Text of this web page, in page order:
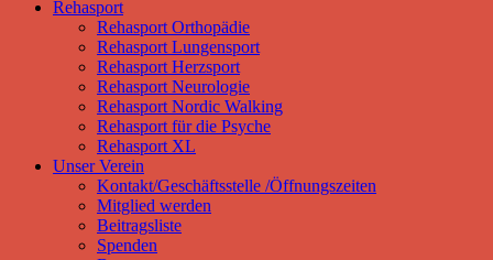
Rehasport
Rehasport Orthopädie
Rehasport Lungensport
Rehasport Herzsport
Rehasport Neurologie
Rehasport Nordic Walking
Rehasport für die Psyche
Rehasport XL
Unser Verein
Kontakt/Geschäftsstelle /Öffnungszeiten
Mitglied werden
Beitragsliste
Spenden